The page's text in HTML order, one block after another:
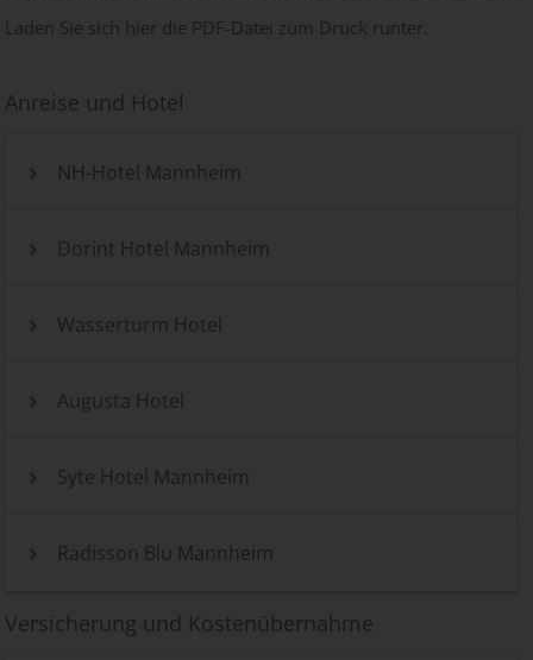
Laden Sie sich hier die PDF-Datei zum Druck runter.
Anreise und Hotel
NH-Hotel Mannheim
Dorint Hotel Mannheim
Wasserturm Hotel
Augusta Hotel
Syte Hotel Mannheim
Radisson Blu Mannheim
Versicherung und Kostenübernahme